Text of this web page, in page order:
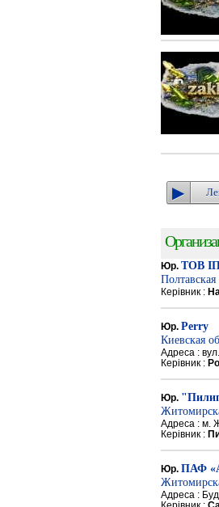
Юр. ТОВ
Керівник :
Юр. Perry
Киевская
Адреса :
Керівник :
Юр.
Адреса : м.
Керівник :
Юр. ПАФ
Адреса :